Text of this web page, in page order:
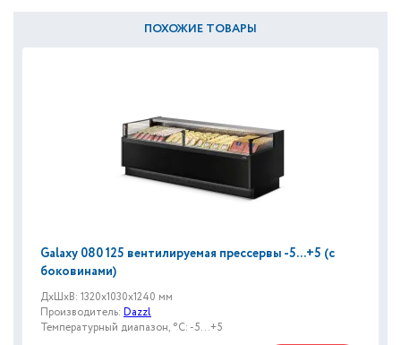
ПОХОЖИЕ ТОВАРЫ
Galaxy 080 125 вентилируемая прессервы -5...+5 (с
боковинами)
ДxШxВ: 1320x1030x1240 мм
Производитель: Dazzl
Температурный диапазон, °C: -5...+5